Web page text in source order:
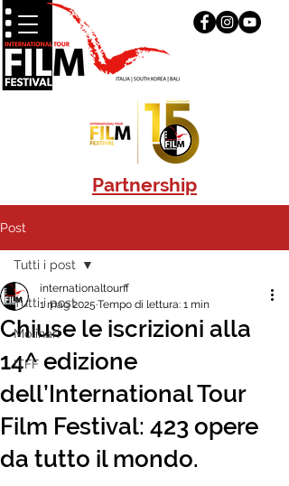
Partnership
Post
Tutti i post
Molinari
ITFF
Tutti i post
Chiuse le iscrizioni alla
14^ edizione
dell’International Tour
Film Festival: 423 opere
da tutto il mondo.
internationaltourff
1 mag 2025 Tempo di lettura: 1 min